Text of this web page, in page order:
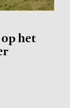
het